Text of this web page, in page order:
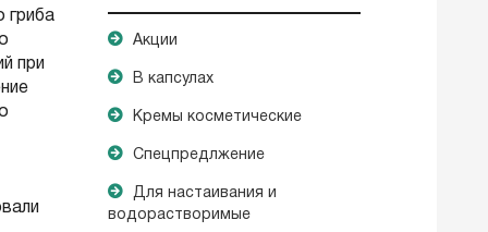
гриба
при
Акции
В капсулах
Кремы косметические
Спецпредлжение
Для настаивания и
водорастворимые